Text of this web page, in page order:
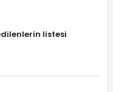
listesi